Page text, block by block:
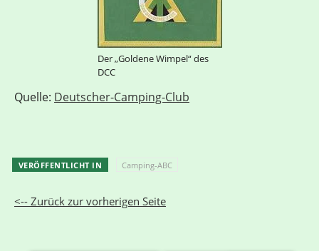
Der „Goldene Wimpel“ des
DCC
Quelle: Deutscher-Camping-Club
VERÖFFENTLICHT IN Camping-ABC
<-- Zurück zur vorherigen Seite